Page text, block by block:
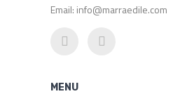
Email: info@marraedile.com
MENU